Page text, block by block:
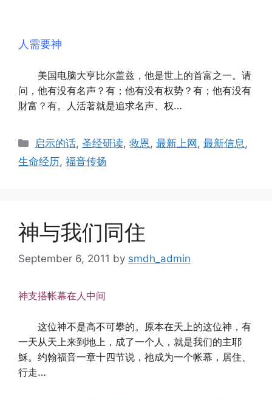
人需要神
美国电脑大亨比尔盖兹，他是世上的首富之一。请
问，他有没有名声？有；他有没有权势？有；他有没有
財富？有。人活著就是追求名声、权…
Categories
启示的话,圣经研读,救恩 ,最新上网,最新信息 ,
生命经历, 福音传扬
神与我们同住
September 6, 2011 by smdh_admin
神支搭帐幕在人中间
这位神不是高不可攀的。原本在天上的这位神，有
一天从天上来到地上，成了一个人，就是我们的主耶
穌。约翰福音一章十四节说，祂成为一个帐幕，居住、
行走…